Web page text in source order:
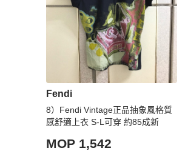
Fendi
8）Fendi Vintage正品抽象風格質
感舒適上衣 S-L可穿 約85成新
MOP 1,542